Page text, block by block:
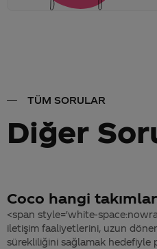
TÜM SORULAR
Diğer
Coco hangi
<span style='white-
iletişim faaliyetlerini, uzun
sürekliliğini sağlamak hedefiyle